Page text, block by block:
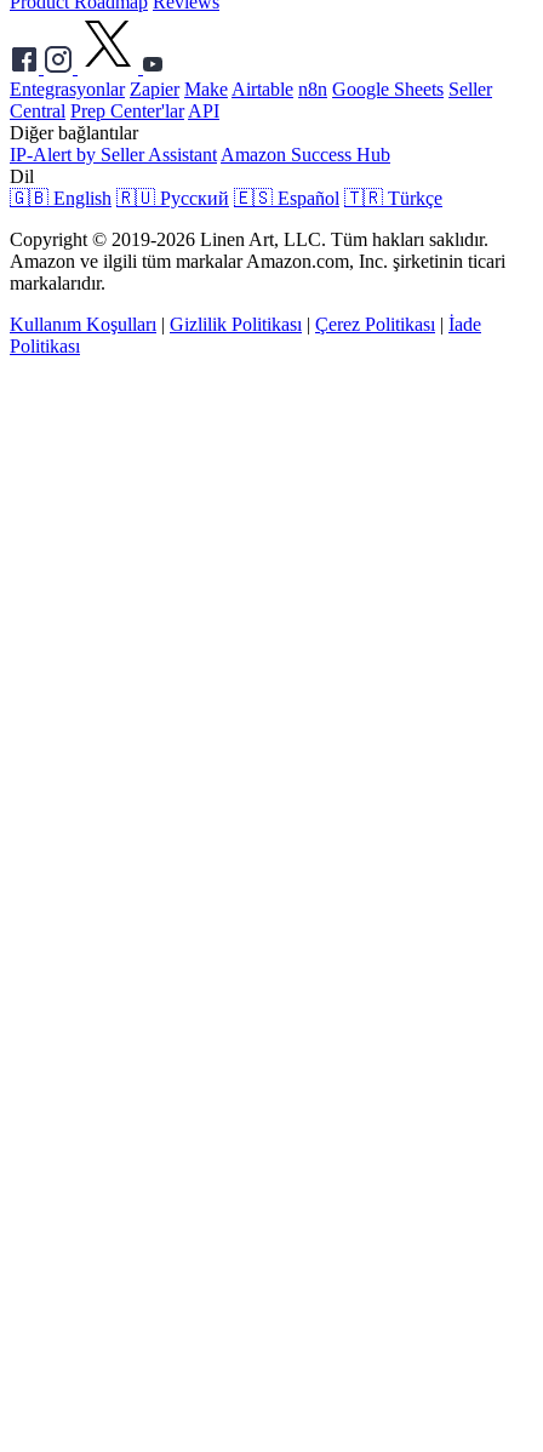
Entegrasyonlar Zapier Make Airtable n8n Google Sheets Seller
Central Prep Center'lar API
Diğer bağlantılar
IP-Alert by Seller Assistant Amazon Success Hub
Dil
🇬🇧 English 🇷🇺 Русский 🇪🇸 Español 🇹🇷 Türkçe
Copyright © 2019-2026 Linen Art, LLC. Tüm hakları saklıdır.
Amazon ve ilgili tüm markalar Amazon.com, Inc. şirketinin ticari
markalarıdır.
Kullanım Koşulları | Gizlilik Politikası | Çerez Politikası | İade
Politikası